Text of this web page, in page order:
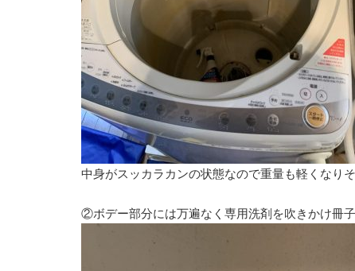
中身がスッカラカンの状態なので重量も軽くなり
②ボデー部分には万遍なく専用洗剤を吹きかけ冊